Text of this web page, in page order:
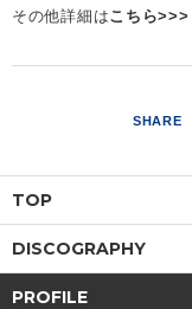
その他詳細はこちら>>>
SHARE
TOP
DISCOGRAPHY
PROFILE